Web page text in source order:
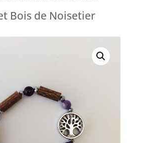
Bois de Noisetier